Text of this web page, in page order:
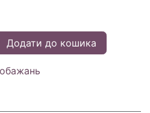
Додати до кошика